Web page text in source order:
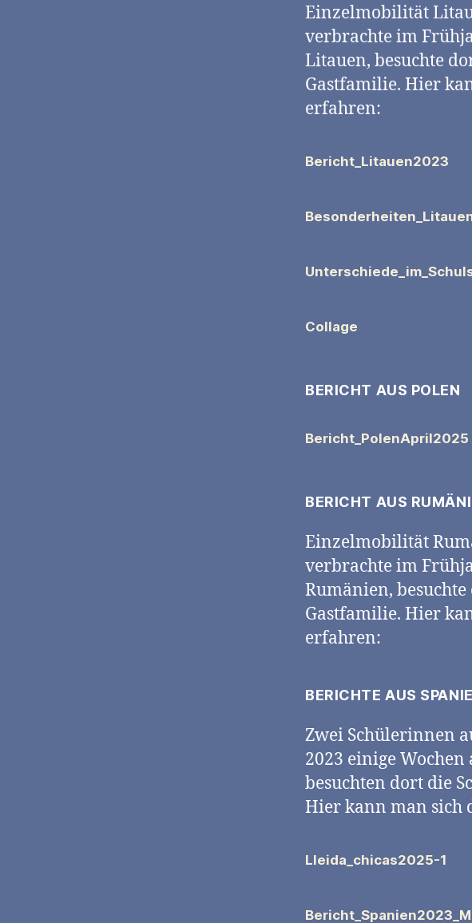
Einzelmobilität
verbrachte im
Litauen, besuchte
Gastfamilie. Hier
erfahren:
Bericht_Litauen2023
Collage
BERICHT AUS POLEN
Bericht_PolenApril2025
BERICHT AUS
Einzelmobilität
verbrachte im
Rumänien,
Gastfamilie. Hier
erfahren:
BERICHTE AUS
Zwei Schülerinnen
2023 einige
besuchten dort die
Hier kann man sich
Lleida_chicas2025-1